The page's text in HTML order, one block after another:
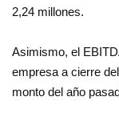
2,24 millones.
Asimismo, el
empresa a cierre
monto del año